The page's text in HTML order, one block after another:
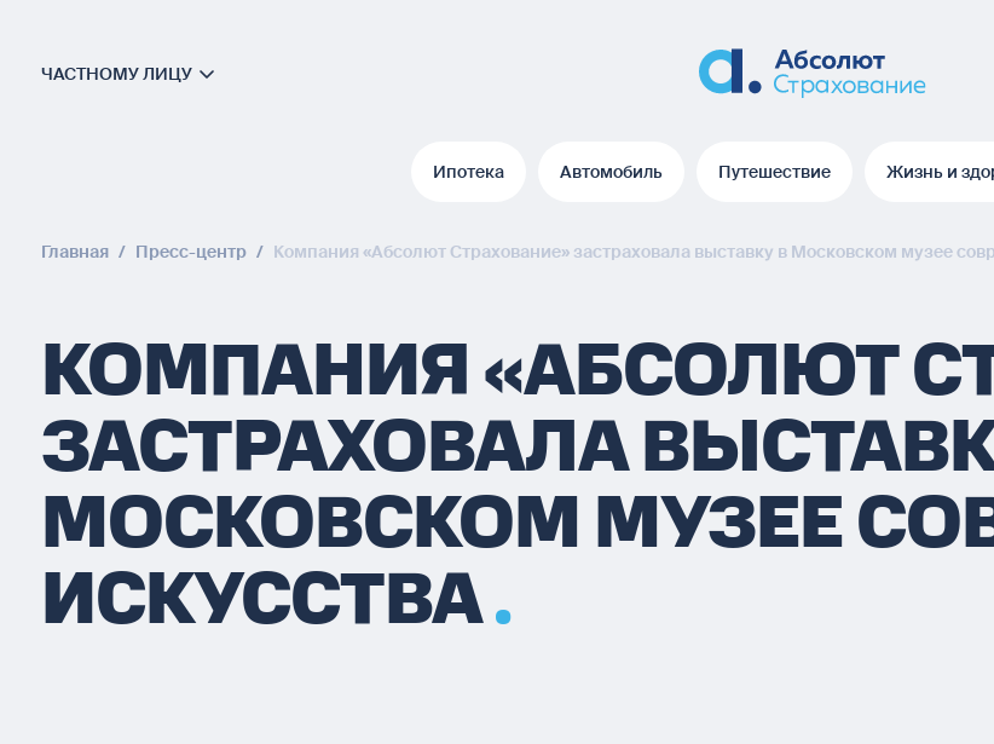
ЧАСТНОМУ ЛИЦУ
Ипотека Автомобиль Путешествие Жизнь и
Главная / Пресс-центр / Компания «Абсолют Страхование» застраховала выставку в Московском музее
КОМПАНИЯ «АБСОЛЮТ
ЗАСТРАХОВАЛА
МОСКОВСКОМ МУЗЕЕ
ИСКУССТВА